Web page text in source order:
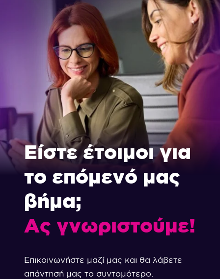
Είστε έτοιμοι για
το επόμενό μας
βήμα;
Ας γνωριστούμε!
Επικοινωνήστε μαζί μας και θα λάβετε
απάντησή μας το συντομότερο.